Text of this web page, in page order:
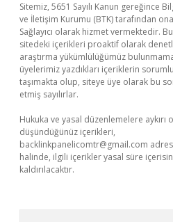
Sitemiz, 5651 Sayılı Kanun gereğince
ve İletişim Kurumu (BTK) tarafından
Sağlayıcı olarak hizmet vermektedir.
sitedeki içerikleri proaktif olarak
araştırma yükümlülüğümüz
üyelerimiz yazdıkları içeriklerin
taşımakta olup, siteye üye olarak bu
etmiş sayılırlar.
Hukuka ve yasal düzenlemelere aykırı
düşündüğünüz içerikleri,
backlinkpanelicomtr@gmail.com
halinde, ilgili içerikler yasal süre
kaldırılacaktır.